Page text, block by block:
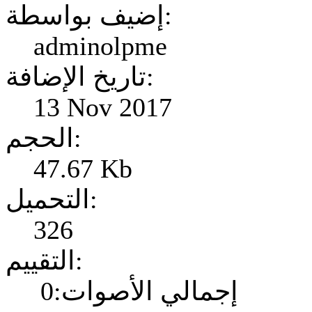
إضيف بواسطة:
adminolpme
تاريخ الإضافة:
13 Nov 2017
الحجم:
47.67 Kb
التحميل:
326
التقييم:
إجمالي الأصوات:0